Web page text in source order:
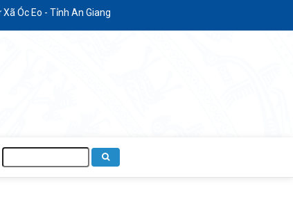
Óc Eo - Tỉnh An Giang
kiếm